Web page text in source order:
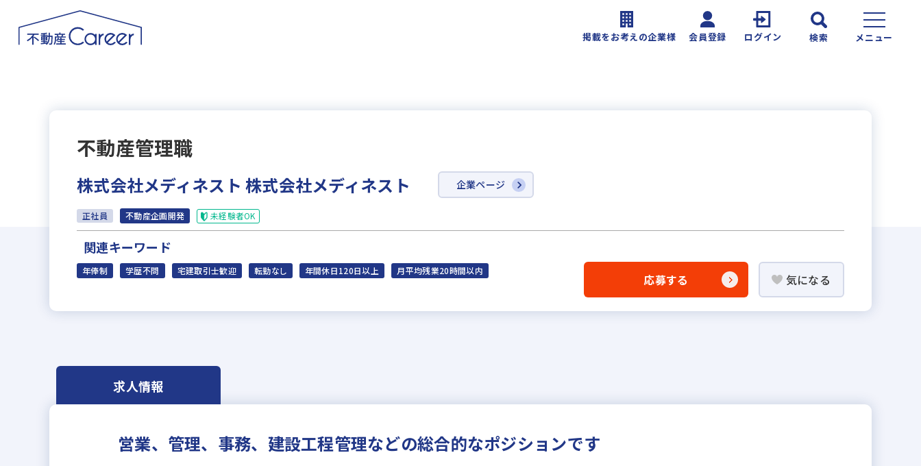
掲載をお考えの企業様 会員登録 ログイン 検索 メニュー
不動産管理職
株式会社メディネスト 株式会社メディネスト 企業ページ
正社員 不動産企画開発 未経験者OK
関連キーワード
年俸制 学歴不問 宅建取引士歓迎 転勤なし 年間休日120日以上 月平均残業20時間以内
応募する 気になる
求人情報
営業、管理、事務、建設工程管理などの総合的なポジションです